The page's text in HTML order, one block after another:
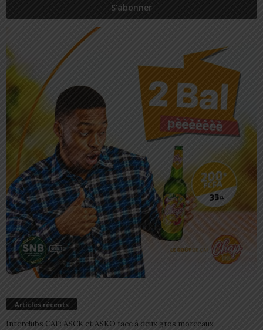
Articles récents
Interclubs CAF: ASCK et ASKO face à deux gros morceaux